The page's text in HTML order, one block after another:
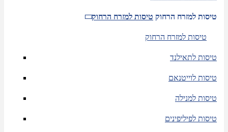
טיסות למזרח הרחוק טיסות למזרח הרחוק
טיסות למזרח הרחוק
טיסות לתאילנד
טיסות לוייטנאם
טיסות למנילה
טיסות לפיליפינים